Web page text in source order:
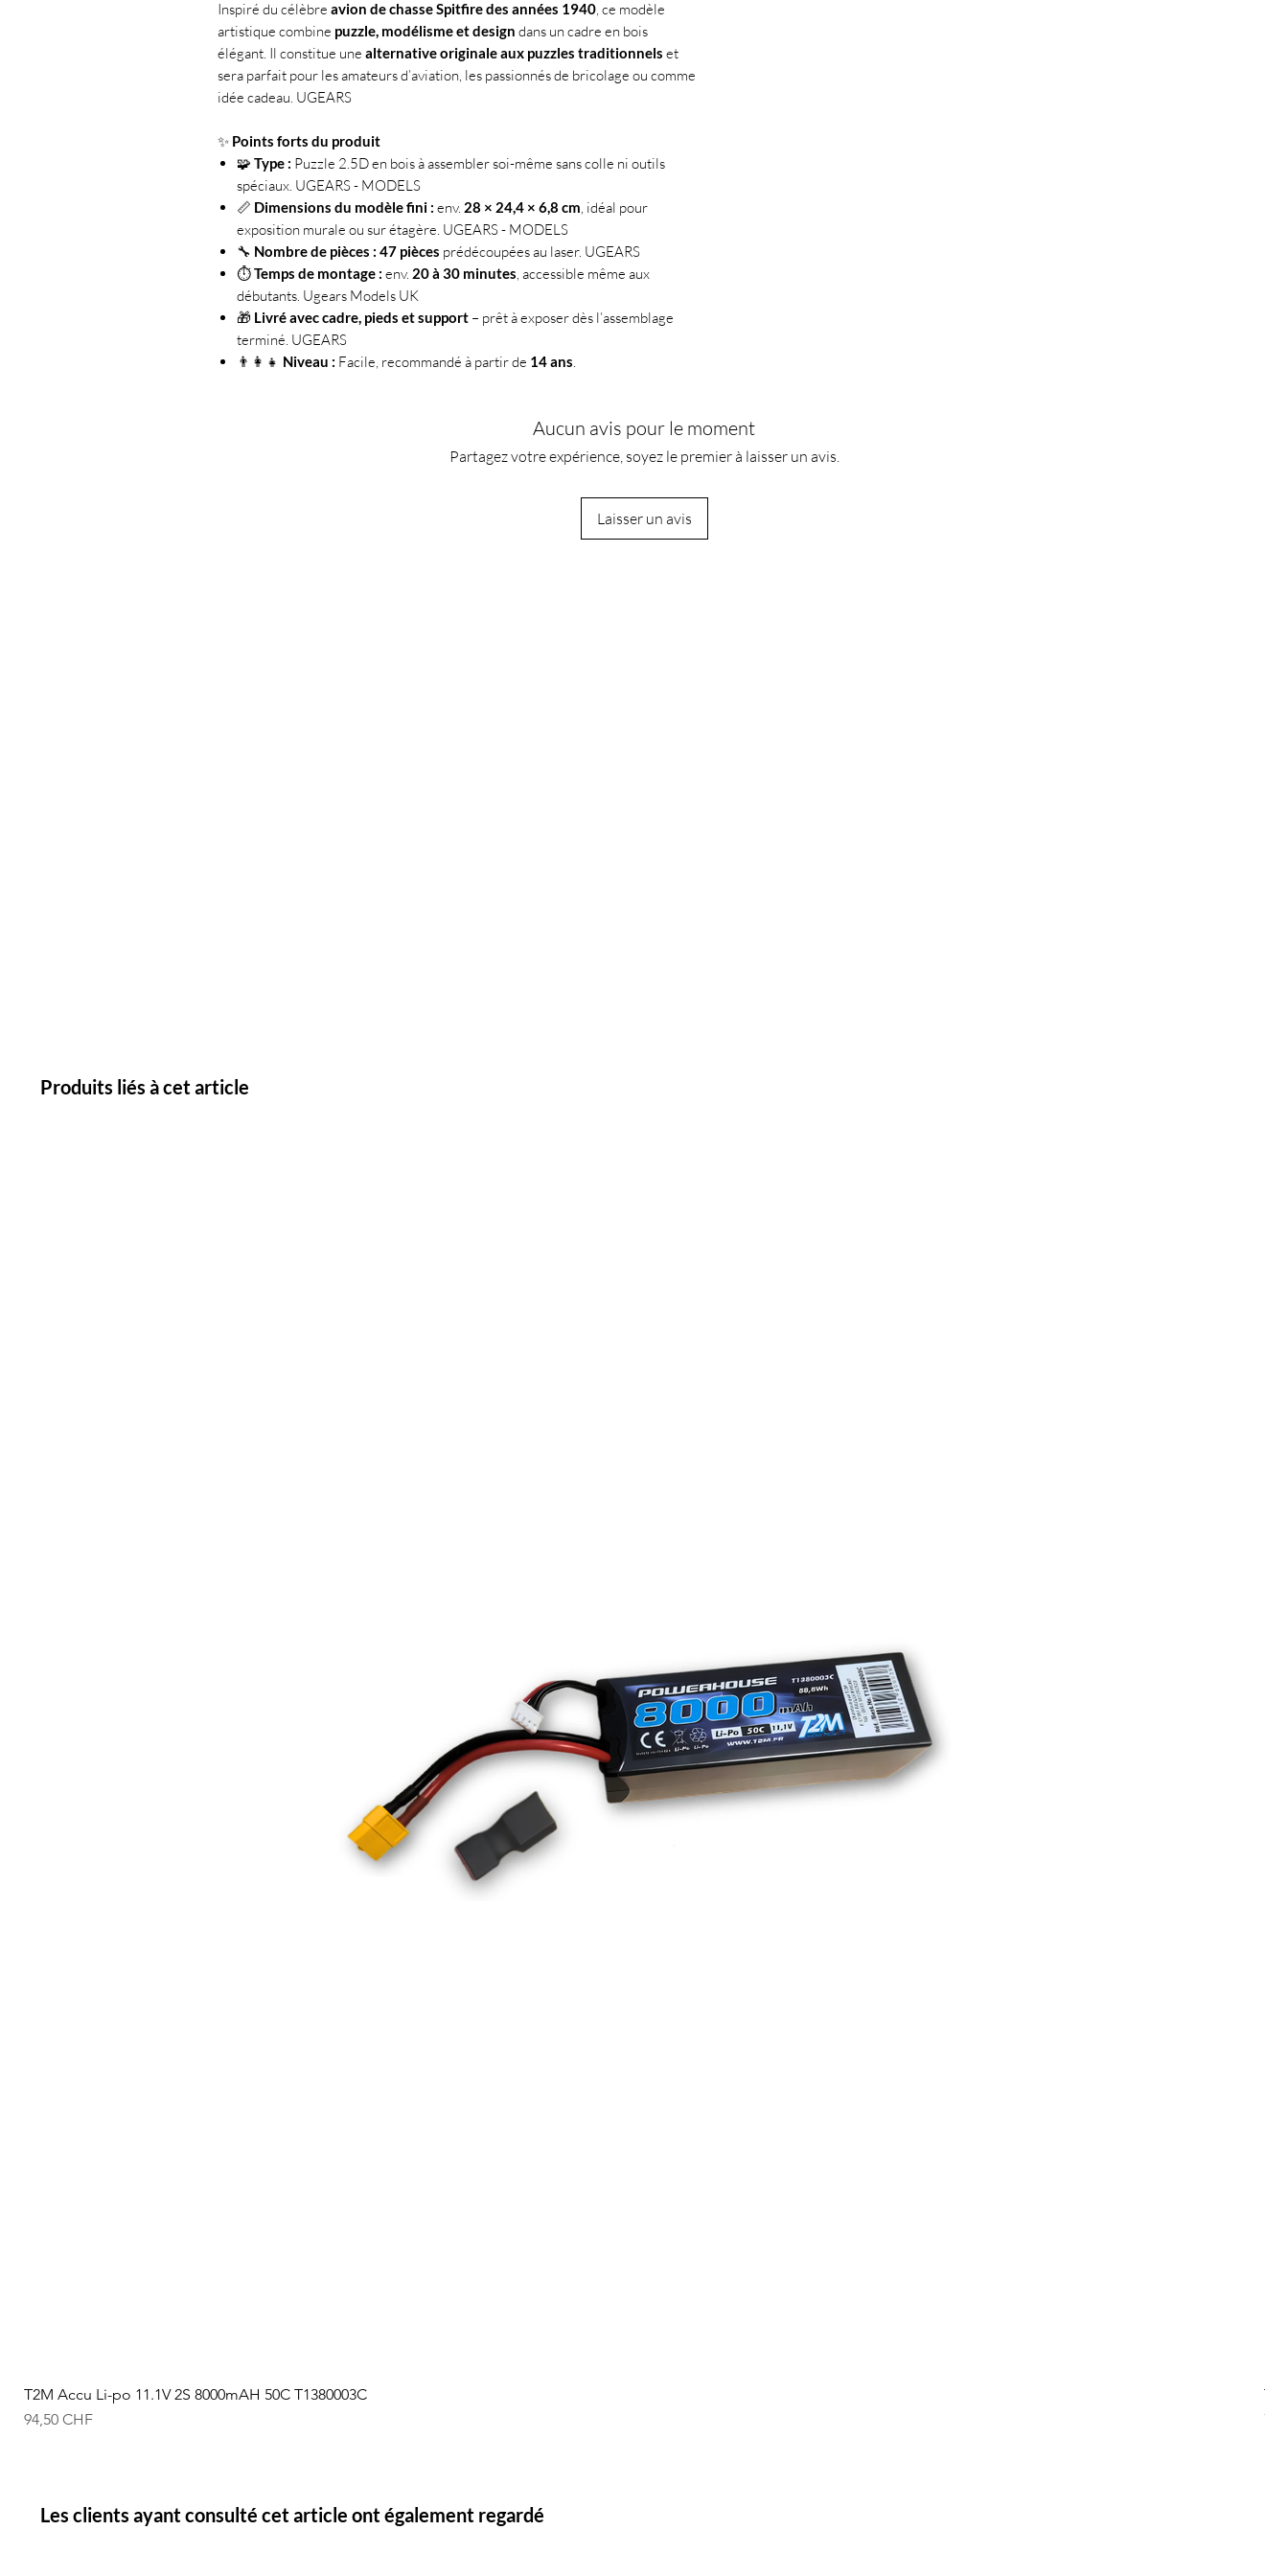
Inspiré du célèbre avion de chasse Spitfire des années 1940, ce modèle
artistique combine puzzle, modélisme et design dans un cadre en bois
élégant. Il constitue une alternative originale aux puzzles traditionnels et
sera parfait pour les amateurs d’aviation, les passionnés de bricolage ou comme
idée cadeau. UGEARS
✨ Points forts du produit
🧩 Type : Puzzle 2.5D en bois à assembler soi-même sans colle ni outils
spéciaux. UGEARS - MODELS
📏 Dimensions du modèle fini : env. 28 × 24,4 × 6,8 cm, idéal pour
exposition murale ou sur étagère. UGEARS - MODELS
🔧 Nombre de pièces : 47 pièces prédécoupées au laser. UGEARS
⏱️Temps de montage : env. 20 à 30 minutes, accessible même aux
débutants. Ugears Models UK
🎁 Livré avec cadre, pieds et support – prêt à exposer dès l’assemblage
terminé. UGEARS
👨‍👩‍👧 Niveau : Facile, recommandé à partir de 14 ans.
Aucun avis pour le moment
Partagez votre expérience, soyez le premier à laisser un avis.
Laisser un avis
Produits liés à cet article
T2M Accu Li-po 11.1V 2S 8000mAH 50C T1380003C
Prix
94,50 CHF
Prix
Les clients ayant consulté cet article ont également regardé